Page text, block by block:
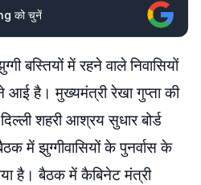
को चुनें
बस्तियों में रहने वाले निवासियों
आई है। मुख्यमंत्री रेखा गुप्ता की
शहरी आश्रय सुधार बोर्ड
में झुग्गीवासियों के पुनर्वास के
है। बैठक में कैबिनेट मंत्री